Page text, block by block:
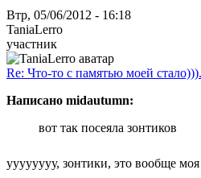
Втр, 05/06/2012 - 16:18
TaniaLerro
участник
Re: Что-то с памятью моей
Написано midautumn:
вот так посеяла зонтиков
уууууууу, зонтики, это вообще